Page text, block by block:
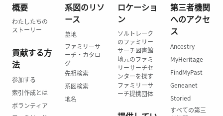
概要
わたしたちの
ストーリー
貢献する方
法
参加する
索引作成とは
ボランティア
系図のリソ
ース
墓地
ファミリーサ
ーチ・カタロ
グ
先祖検索
系図検索
地名
ロケーショ
ン
ソルトレーク
のファミリー
サーチ図書館
地元のファミ
リーサーチセ
ンターを探す
ファミリーサ
ーチ提携団体
第三者機関
へのアクセ
ス
Ancestry
MyHeritage
FindMyPast
Geneanet
Storied
すべての第三